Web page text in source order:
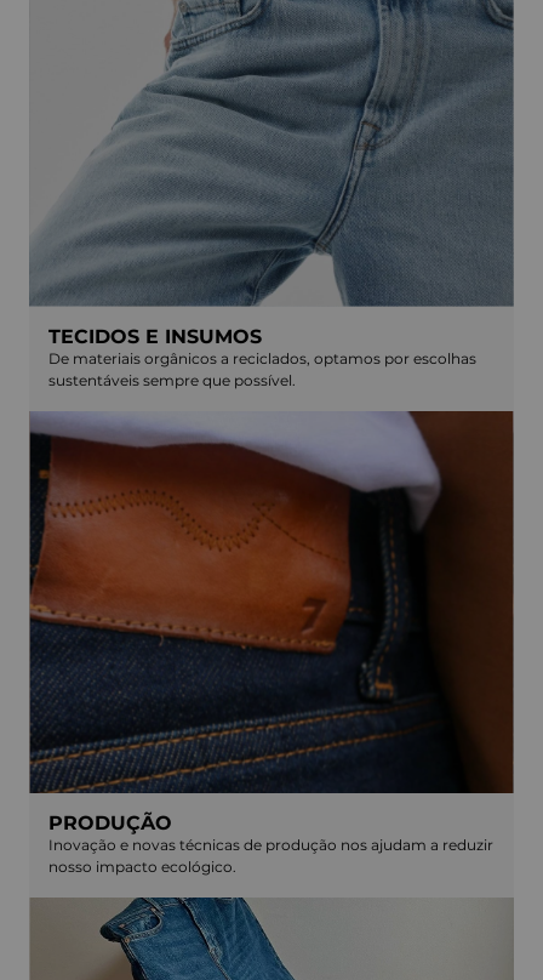
TECIDOS E INSUMOS
De materiais orgânicos a reciclados, optamos por escolhas
sustentáveis sempre que possível.
PRODUÇÃO
Inovação e novas técnicas de produção nos ajudam a reduzir
nosso impacto ecológico.